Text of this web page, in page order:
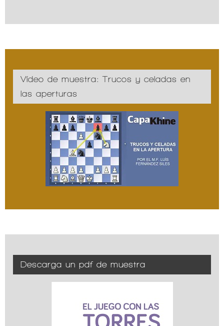
Vídeo de muestra: Trucos y celadas en
las aperturas
Descarga un pdf de muestra